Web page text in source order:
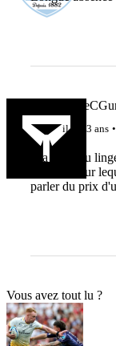
il y a 3 ans
Y'a du beau
Radradra sur
parler du prix
Vous avez tout lu ?